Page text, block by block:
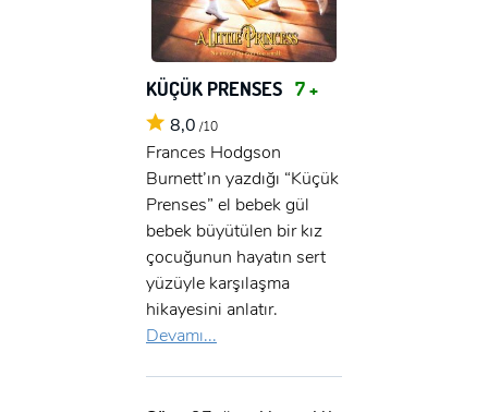
KÜÇÜK PRENSES 7 +
8,0 /10
Frances Hodgson
Burnett’ın yazdığı “Küçük
Prenses” el bebek gül
bebek büyütülen bir kız
çocuğunun hayatın sert
yüzüyle karşılaşma
hikayesini anlatır.
Devamı...